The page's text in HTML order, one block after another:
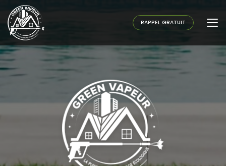
au
contenu
principal
RAPPEL GRATUIT